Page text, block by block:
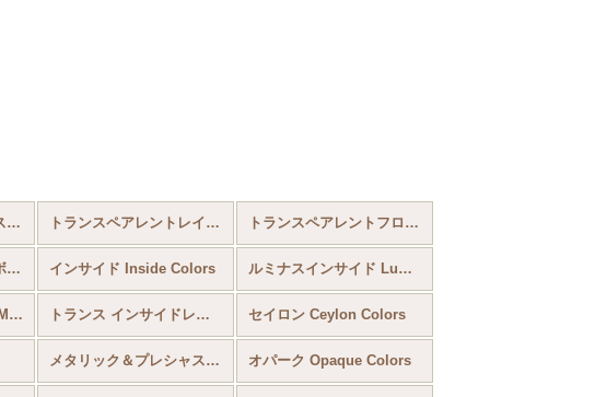
トランスペアレントラスター Transparent Lustered トランスペアレントレインボー Transparent Rainbow トランスペアレントフロスト Frosted Colors
シルバーラインレインボー Silver Lined Rainbow インサイド Inside Colors ルミナスインサイド Luminous Inside Colors
メタリックインサイド Metallic Inside Colors トランス インサイドレインボー Trans Inside Colors Rainbow セイロン Ceylon Colors
メタリック＆プレシャス＆コッパーメタリック Metallic Colors ＆ Plate Beads ＆ Copper Metalic オパーク Opaque Colors